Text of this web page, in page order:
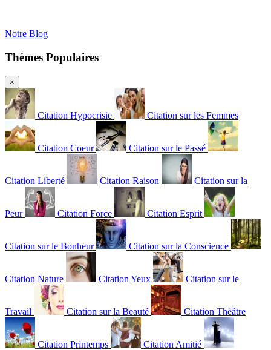
Notre Blog
Thèmes Populaires
×
Citation Hypocrisie Citation sur les Femmes
Citation Coeur Citation sur le Passé
Citation Liberté Citation Raison Citation sur la
Peur Citation Force Citation Esprit
Citation sur le Bonheur Citation sur la Conscience
Citation Nature Citation Yeux Citation sur le
Travail Citation sur la Beauté Citation Théâtre
Citation Printemps Citation Amitié